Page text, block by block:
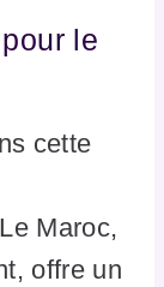
le
cette
Maroc,
offre un